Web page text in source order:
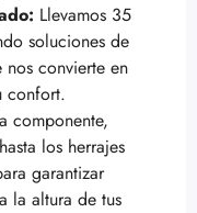
Llevamos 35
soluciones de
nos convierte en
confort.
componente,
los herrajes
garantizar
la altura de tus